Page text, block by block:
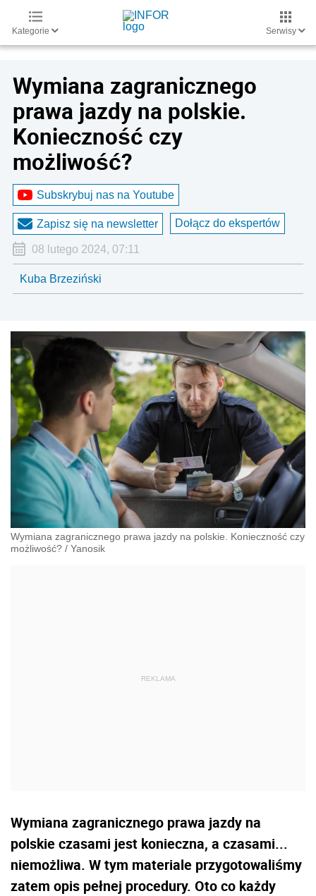
Kategorie Serwisy
Wymiana zagranicznego
prawa jazdy na polskie.
Konieczność czy
możliwość?
Subskrybuj nas na Youtube
Zapisz się na newsletter Dołącz do ekspertów
08 lutego 2024, 07:11
Kuba Brzeziński
Wymiana zagranicznego prawa jazdy na polskie. Konieczność czy
możliwość? / Yanosik
Wymiana zagranicznego prawa jazdy na
polskie czasami jest konieczna, a czasami...
niemożliwa. W tym materiale przygotowaliśmy
zatem opis pełnej procedury. Oto co każdy